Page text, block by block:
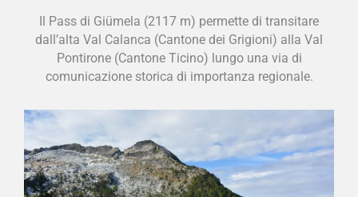
Il Pass di Giümela (2117 m) permette di transitare
dall’alta Val Calanca (Cantone dei Grigioni) alla Val
Pontirone (Cantone Ticino) lungo una via di
comunicazione storica di importanza regionale.